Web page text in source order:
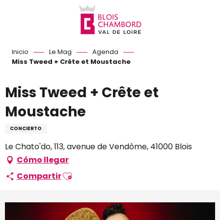
Inicio Le Mag
Agenda
Miss Tweed + Crête et Moustache
Miss Tweed + Crête et
Moustache
CONCIERTO
Le Chato'do, 113, avenue de Vendôme, 41000 Blois
Cómo llegar
CompartirAjouter aux favoris